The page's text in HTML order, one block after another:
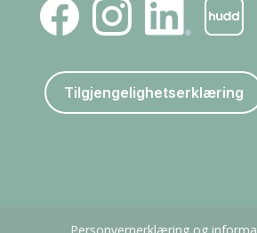
Tilgjengelighetserklæring